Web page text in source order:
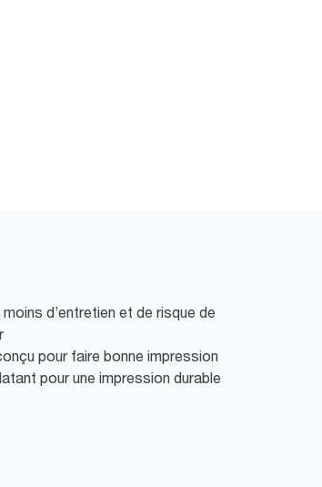
d’entretien et de risque de
pour faire bonne impression
pour une impression durable